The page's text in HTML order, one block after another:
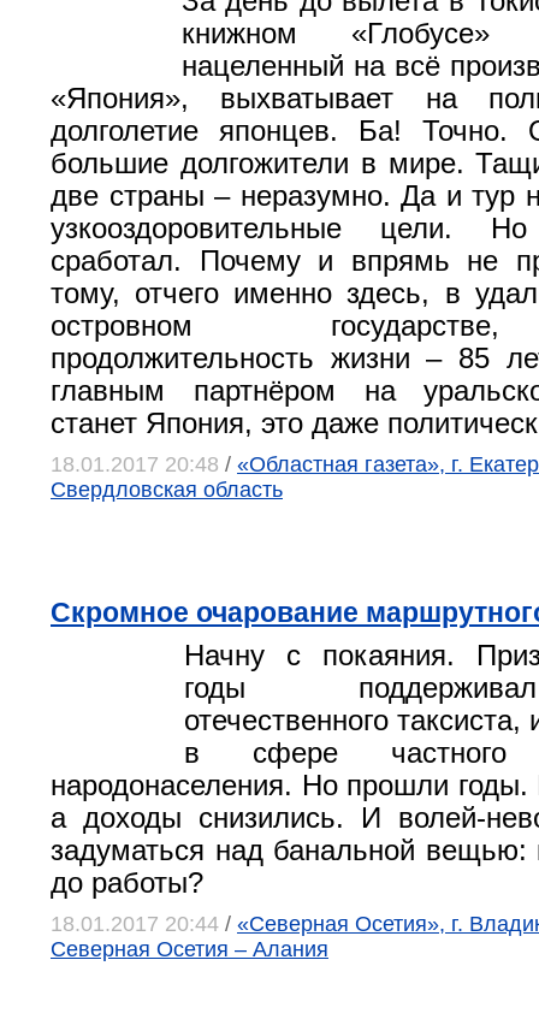
книжном «Глобусe»
нацеленный на всё
«Япония», выхватывает на
долголетие японцев. Ба!
большие долгожители в мире.
две страны – неразумно. Да и тур
узкооздоровительные цели.
сработал. Почему и впрямь не
тому, отчего именно здесь, в
островном
продолжительность жизни – 85
главным партнёром на
станет Япония, это даже
18.01.2017 20:48 / «Областная газета», г.
Свердловская область
Скромное очарование
Начну с покаяния.
годы
отечественного
в сфере частного
народонаселения. Но прошли годы.
а доходы снизились. И волей-
задуматься над банальной вещью:
до работы?
18.01.2017 20:44 / «Северная Осетия», г.
Северная Осетия – Алания